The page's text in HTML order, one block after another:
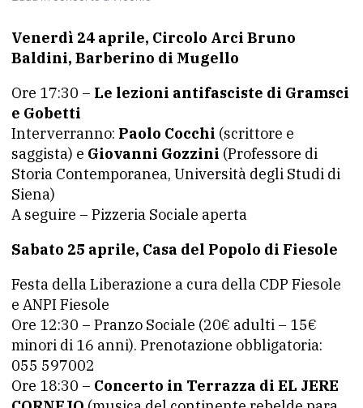
Venerdì 24 aprile, Circolo Arci Bruno
Baldini, Barberino di Mugello
Ore 17:30 – Le lezioni antifasciste di Gramsci
e Gobetti
Interverranno: Paolo Cocchi (scrittore e
saggista) e Giovanni Gozzini (Professore di
Storia Contemporanea, Università degli Studi di
Siena)
A seguire – Pizzeria Sociale aperta
Sabato 25 aprile, Casa del Popolo di Fiesole
Festa della Liberazione a cura della CDP Fiesole
e ANPI Fiesole
Ore 12:30 – Pranzo Sociale (20€ adulti – 15€
minori di 16 anni). Prenotazione obbligatoria:
055 597002
Ore 18:30 – Concerto in Terrazza di EL JERE